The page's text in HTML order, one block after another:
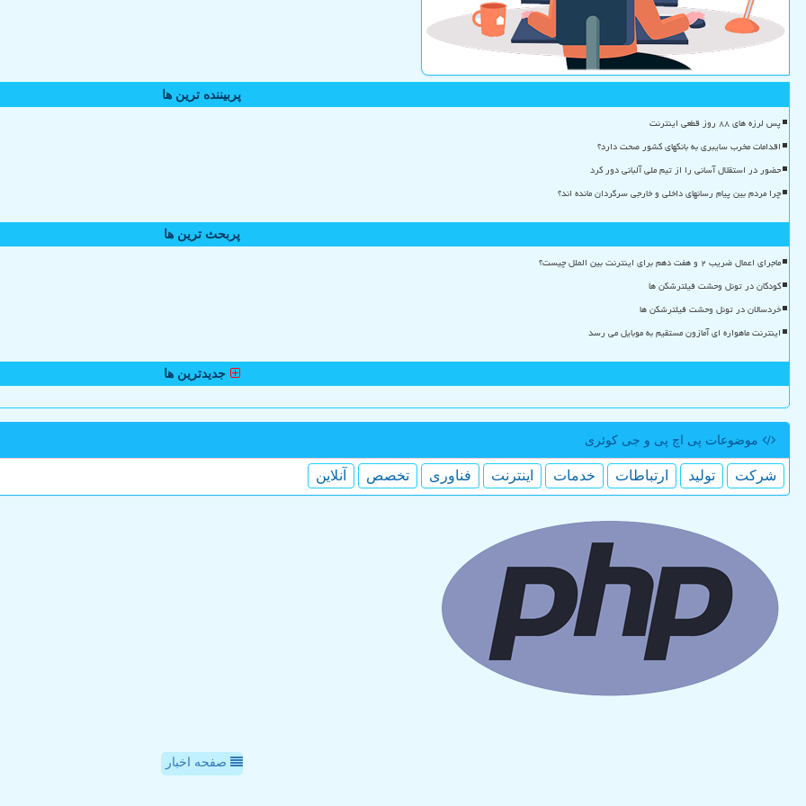
پربیننده ترین ها
پس لرزه های ۸۸ روز قطعی اینترنت
اقدامات مخرب سایبری به بانکهای کشور صحت دارد؟
حضور در استقلال آسانی را از تیم ملی آلبانی دور کرد
چرا مردم بین پیام رسانهای داخلی و خارجی سرگردان مانده اند؟
پربحث ترین ها
ماجرای اعمال ضریب ۲ و هفت دهم برای اینترنت بین الملل چیست؟
کودکان در تونل وحشت فیلترشکن ها
خردسالان در تونل وحشت فیلترشکن ها
اینترنت ماهواره ای آمازون مستقیم به موبایل می رسد
جدیدترین ها
موضوعات پی اچ پی و جی كوئری
شركت تولید ارتباطات خدمات اینترنت فناوری تخصص آنلاین
صفحه اخبار